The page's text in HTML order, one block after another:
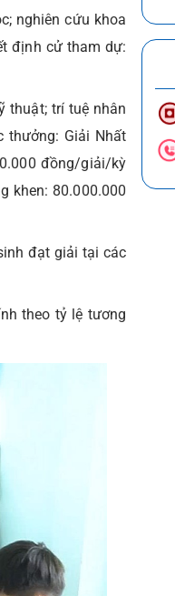
nghiên cứu khoa
định cử tham dự:
thuật; trí tuệ nhân
Giải Nhất
đồng/giải/kỳ
khen: 80.000.000
đạt giải tại các
theo tỷ lệ tương